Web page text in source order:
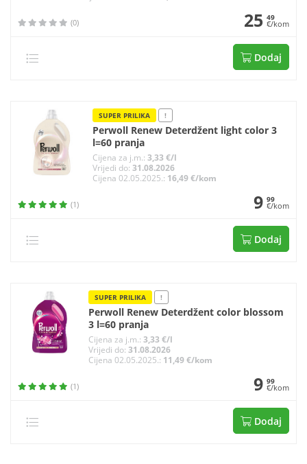
(0) 25 49
€/kom
Dodaj
SUPER PRILIKA !
Perwoll Renew Deterdžent light color 3
l=60 pranja
Cijena za j.m.: 3,33 €/l
Vrijedi do: 31.08.2026
Cijena 02.05.2025.: 16,49 €/kom
(1) 9 99
€/kom
Dodaj
SUPER PRILIKA !
Perwoll Renew Deterdžent color blossom
3 l=60 pranja
Cijena za j.m.:3,33 €/l
Vrijedi do:31.08.2026
Cijena 02.05.2025.: 11,49 €/kom
(1) 9 99
€/kom
Dodaj